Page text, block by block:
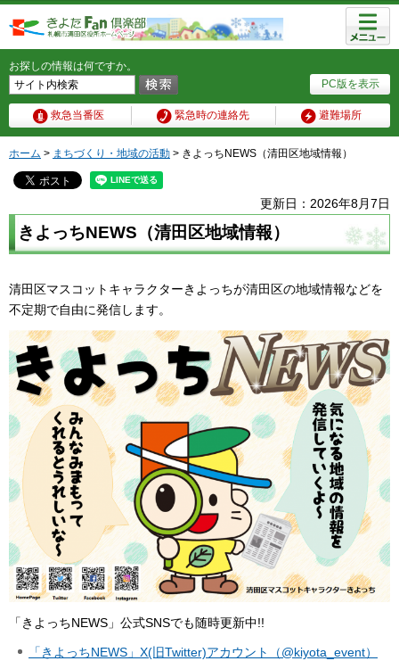
PC版を表示
お探しの情報は何ですか。
救急当番医 緊急時の連絡先 避難場所
メニュ
ー
ホーム > まちづくり・地域の活動 > きよっちNEWS（清田区地域情報）
更新日：2026年8月7日
きよっちNEWS（清田区地域情報）
清田区マスコットキャラクターきよっちが清田区の地域情報などを
不定期で自由に発信します。
「きよっちNEWS」公式SNSでも随時更新中!!
「きよっちNEWS」X(旧Twitter)アカウント（@kiyota_event）